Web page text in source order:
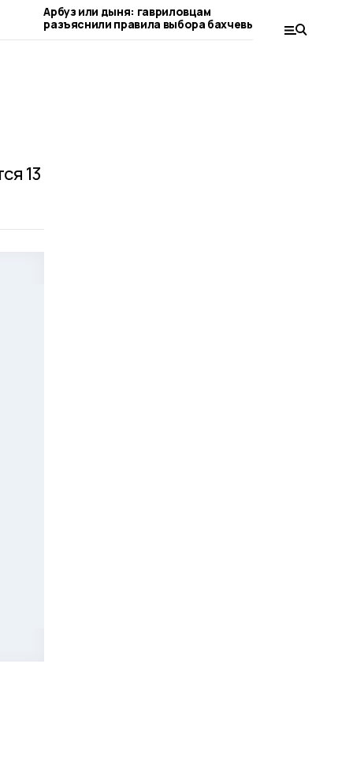
Арбуз или дыня: гавриловцам
разъяснили правила выбора бахчевых
13